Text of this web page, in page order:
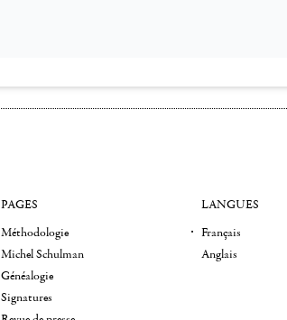
PAGES
Méthodologie
Michel Schulman
Généalogie
Signatures
LANGUES
Français
Anglais